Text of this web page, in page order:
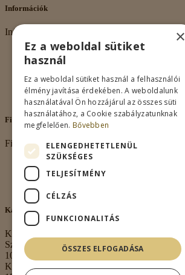
Információk
Információk
Rólunk
Adatkezelés
Vásárlási feltételek
Nagykereskedelem
Kapcsolat
Fiókom
Fiókom
Fiókom
Rendeléseim
Kívánságlista
Kapcsolat
Kapcsolat
Székhely:
1063 Budapest,
Kmety György u.
×
Ez a weboldal sütiket
használ
Ez a weboldal sütiket használ a felhasználói
élmény javítása érdekében. A weboldalunk
használatával Ön hozzájárul az összes süti
használatához, a Cookie szabályzatunknak
megfelelően. Bővebben
ELENGEDHETETLENÜL
SZÜKSÉGES
TELJESÍTMÉNY
CÉLZÁS
FUNKCIONALITÁS
ÖSSZES ELFOGADÁSA